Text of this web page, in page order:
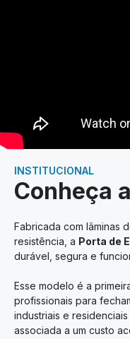
INSTITUCIONAL
Conheça
Fabricada com lâminas
resistência, a Porta de
durável, segura e
Esse modelo é a
profissionais para
industriais e
associada a um custo